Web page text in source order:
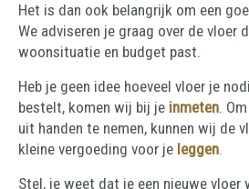
Het is dan ook belangrijk om een
We adviseren je graag over de vloer
woonsituatie en budget past.
Heb je geen idee hoeveel vloer je
bestelt, komen wij bij je inmeten.
uit handen te nemen, kunnen wij de
kleine vergoeding voor je leggen.
Stel, je weet dat je een nieuwe